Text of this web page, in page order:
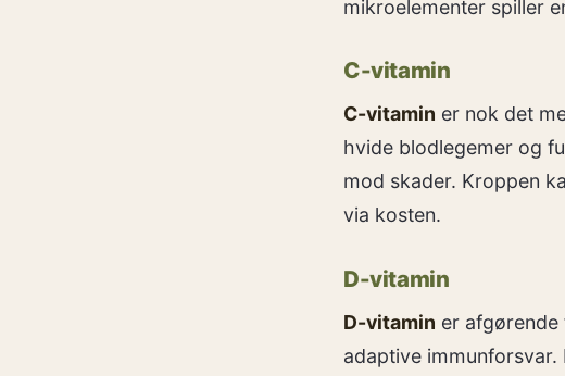
mikroelementer spiller
C-vitamin
C-vitamin er nok det
hvide blodlegemer og
mod skader. Kroppen
via kosten.
D-vitamin
D-vitamin er afgørende
adaptive